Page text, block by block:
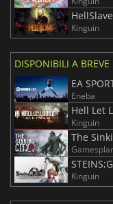
Kinguin
DISPONIBILI A BREVE
EA
Eneba
Hell Let
Kinguin
The
Kinguin